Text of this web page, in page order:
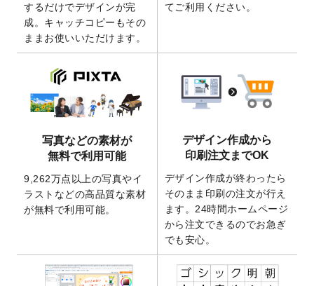
方法」を公開いたしました。
2026/4/21
アクリルキーホルダーのデザインテンプレ
ート を追加いたしました。
りました！
2025/12/22
【新商品】アクリルキーホルダーが作成で
きるようになりました！
2025/12/22
2026年版4月始まりのカレンダーデザイン
テンプレート
を公開いたしました。
開いたしました。
2025/9/30
【新商品】クリアファイルバッグ が作成で
きるようになりました！
2026年午年の年賀状デザインテンプレート
を公開いたしました。
2025/9/10
喪中はがき・寒中見舞いのデザインテンプ
するだけでデザインが完
成。キャッチコピーもその
ままお使いいただけます。
てご利用ください。
写真などの素材が
無料で利用可能
9,262万点以上の写真やイ
ラストなどの高品質な素材
が無料で利用可能。
デザイン作成から
印刷注文までOK
デザイン作成が終わったら
そのまま印刷の注文が行え
ます。24時間ホームページ
から注文できるのでお急ぎ
でも安心。